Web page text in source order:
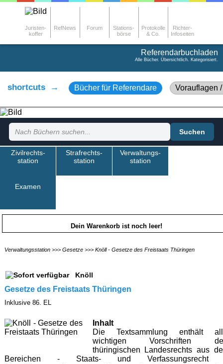
Juristen-
koffer
RefNews Forum
Stations-
börse
Protokolle
& Co.
Richter-
Infoseiten
Referendarbuchladen
Alle Bücher. Übersichtlich. Kategorisiert.
shortcuts → Bücher für Referendare Vorauflagen
Suchen
Zivilrechts-
station
Strafrechts-
station
Verwaltungs-
station
Examen
Dein Warenkorb ist noch leer!
Verwaltungsstation>>> Gesetze>>> Knöll - Gesetze des Freistaats Thüringen
Knöll
Gesetze des Freistaats Thüringen
Inklusive 86. EL
Inhalt
Die Textsammlung enthält
wichtigen Vorschriften
thüringischen Landesrechts aus
Bereichen - Staats- und Verfassungsrecht